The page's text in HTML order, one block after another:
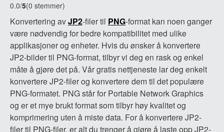
0.0/5(0 stemmer)
Konvertering avJP2-filer til PNG-format kan noen ganger
være nødvendig for bedre kompatibilitet med ulike
applikasjoner og enheter. Hvis du ønsker å konvertere
JP2-bilder til PNG-format, tilbyr vi deg en rask og enkel
måte å gjøre det på. Vår gratis nettjeneste lar deg enkelt
konvertere JP2-filer og konvertere dem til det populære
PNG-formatet. PNG står for Portable Network Graphics
og er et mye brukt format som tilbyr høy kvalitet og
komprimering uten å miste data. For å konvertere JP2-
filer til PNG-filer, er alt du trenger å gjøre å laste opp JP2-